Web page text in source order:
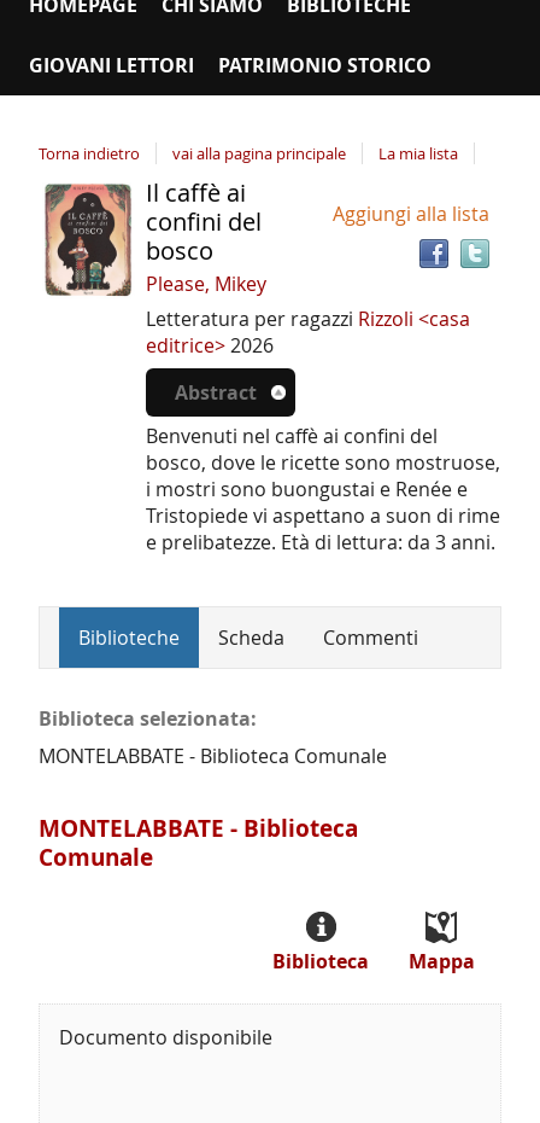
GIOVANI LETTORI PATRIMONIO STORICO
Torna indietro vai alla pagina principale La mia lista
Dettaglio
del
documento
Aggiungi alla lista
Il caffè ai
confini del
bosco
Please, Mikey
Letteratura per ragazzi Rizzoli <casa
editrice>2026
Abstract
Benvenuti nel caffè ai confini del
bosco, dove le ricette sono mostruose,
i mostri sono buongustai e Renée e
Tristopiede vi aspettano a suon di rime
e prelibatezze. Età di lettura: da 3 anni.
Biblioteche Scheda Commenti
Biblioteca selezionata:
MONTELABBATE - Biblioteca Comunale
MONTELABBATE - Biblioteca
Comunale
Mappa
Biblioteca
Documento disponibile